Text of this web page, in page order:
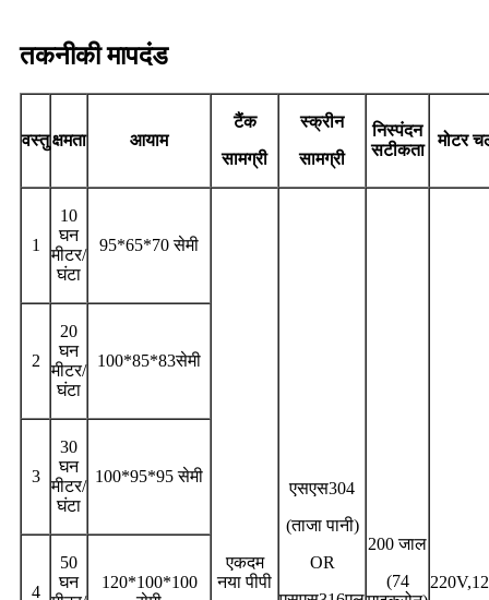
तकनीकी मापदंड
वस्तुक्षमता आयाम
टैंक
सामग्री
स्क्रीन
सामग्री
निस्पंदन
सटीकता
मोटर
1
10
घन
मीटर/
घंटा
95*65*70 सेमी
एकदम
नया पीपी
एसएस304
(ताजा पानी)
OR
200 जाल
(74
2
20
घन
मीटर/
घंटा
100*85*83सेमी
3
30
घन
मीटर/
घंटा
100*95*95 सेमी
4
50
घन
120*100*100